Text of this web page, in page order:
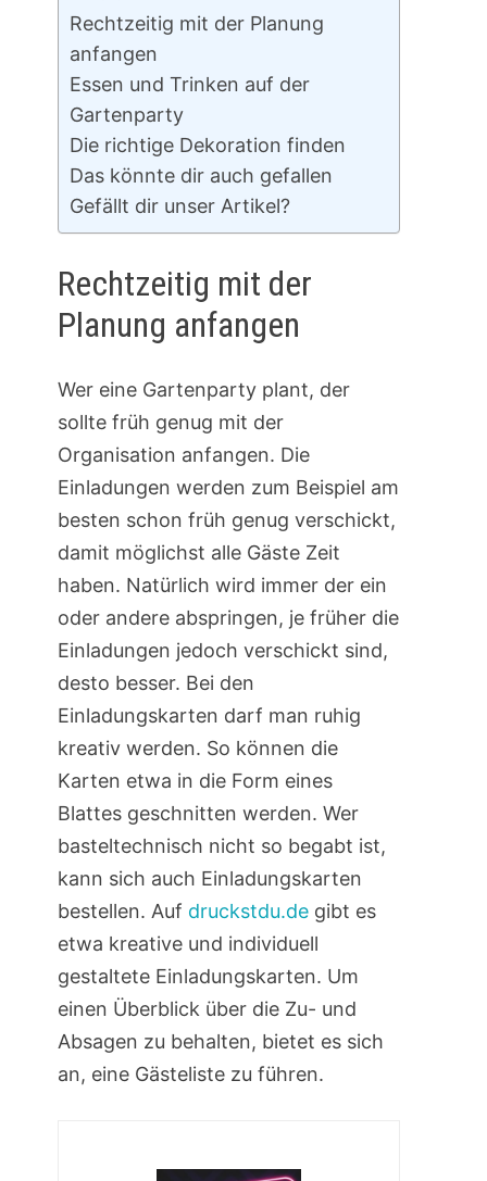
Rechtzeitig mit der Planung
anfangen
Essen und Trinken auf der
Gartenparty
Die richtige Dekoration finden
Das könnte dir auch gefallen
Gefällt dir unser Artikel?
Rechtzeitig mit der
Planung anfangen
Wer eine Gartenparty plant, der
sollte früh genug mit der
Organisation anfangen. Die
Einladungen werden zum Beispiel am
besten schon früh genug verschickt,
damit möglichst alle Gäste Zeit
haben. Natürlich wird immer der ein
oder andere abspringen, je früher die
Einladungen jedoch verschickt sind,
desto besser. Bei den
Einladungskarten darf man ruhig
kreativ werden. So können die
Karten etwa in die Form eines
Blattes geschnitten werden. Wer
basteltechnisch nicht so begabt ist,
kann sich auch Einladungskarten
bestellen. Auf druckstdu.degibt es
etwa kreative und individuell
gestaltete Einladungskarten. Um
einen Überblick über die Zu- und
Absagen zu behalten, bietet es sich
an, eine Gästeliste zu führen.